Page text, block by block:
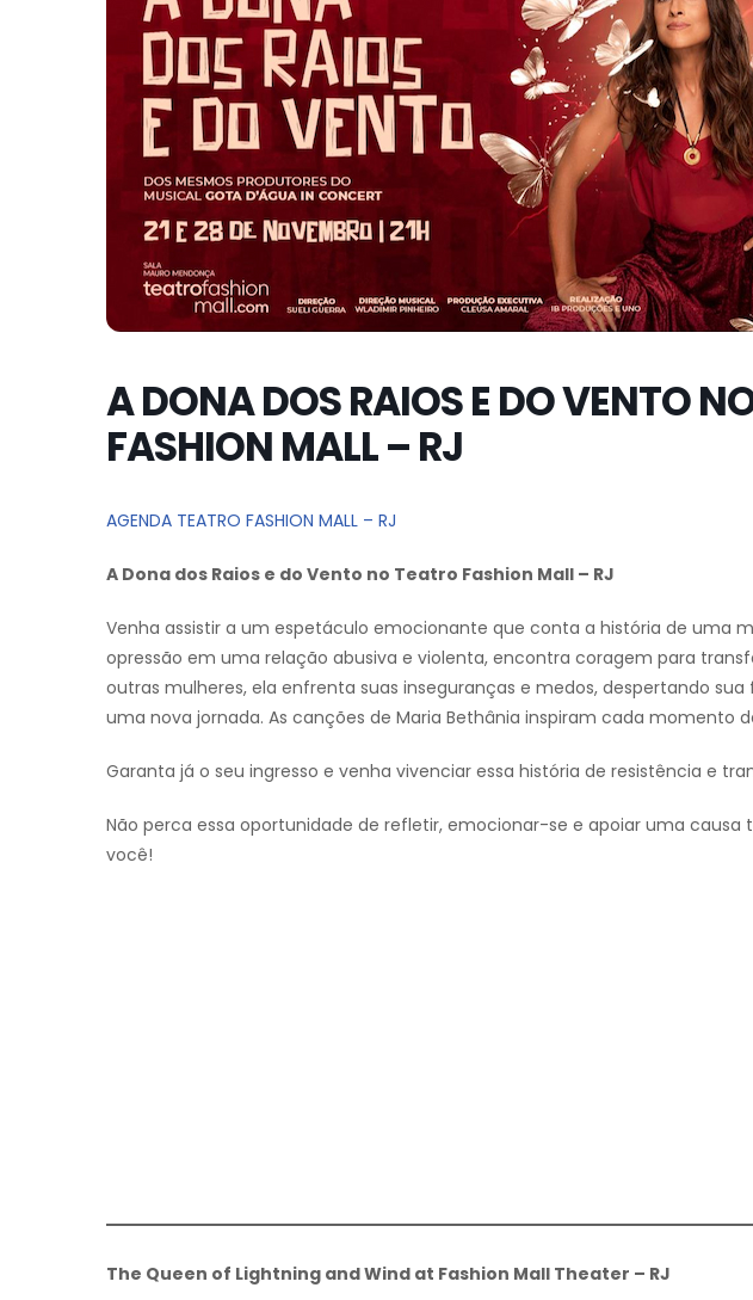
A DONA DOS RAIOS E DO VENTO
FASHION MALL – RJ
AGENDA TEATRO FASHION MALL – RJ
A Dona dos Raios e do Vento no Teatro Fashion Mall – RJ
Venha assistir a um espetáculo emocionante que conta a história de uma
opressão em uma relação abusiva e violenta, encontra coragem para
outras mulheres, ela enfrenta suas inseguranças e medos, despertando
uma nova jornada. As canções de Maria Bethânia inspiram cada momento
Garanta já o seu ingresso e venha vivenciar essa história de resistência e
Não perca essa oportunidade de refletir, emocionar-se e apoiar uma causa
você!
The Queen of Lightning and Wind at Fashion Mall Theater – RJ